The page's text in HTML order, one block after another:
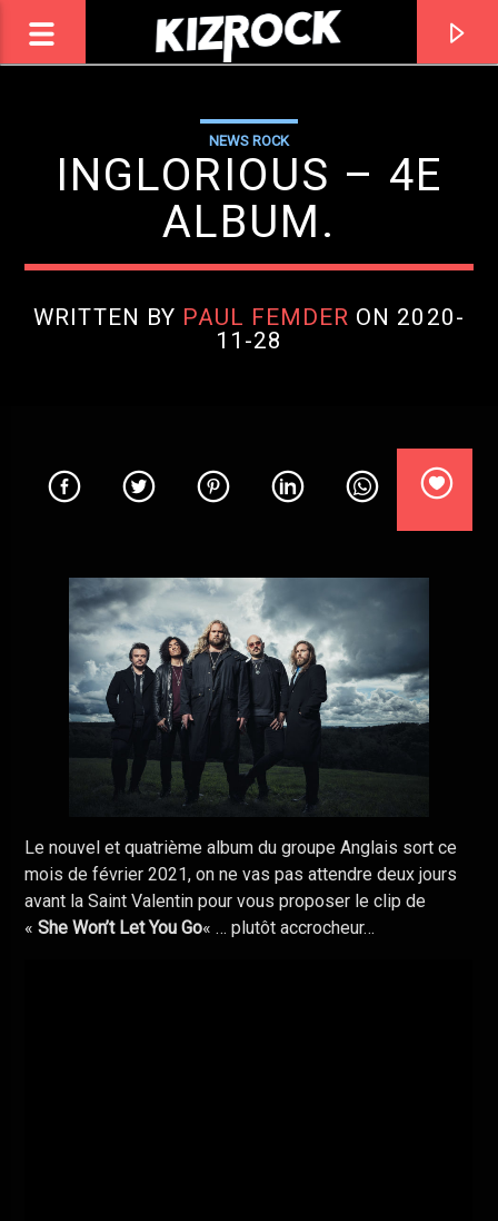
ROCK
KIZROCK
TITRE / ARTISTE
ROCK
DANCE
NEWS ROCK
INGLORIOUS – 4E
ALBUM.
WRITTEN BY PAUL FEMDER ON 2020-
11-28
Le nouvel et quatrième album du groupe Anglais sort ce
mois de février 2021, on ne vas pas attendre deux jours
avant la Saint Valentin pour vous proposer le clip de
«She Won’t Let You Go« … plutôt accrocheur…